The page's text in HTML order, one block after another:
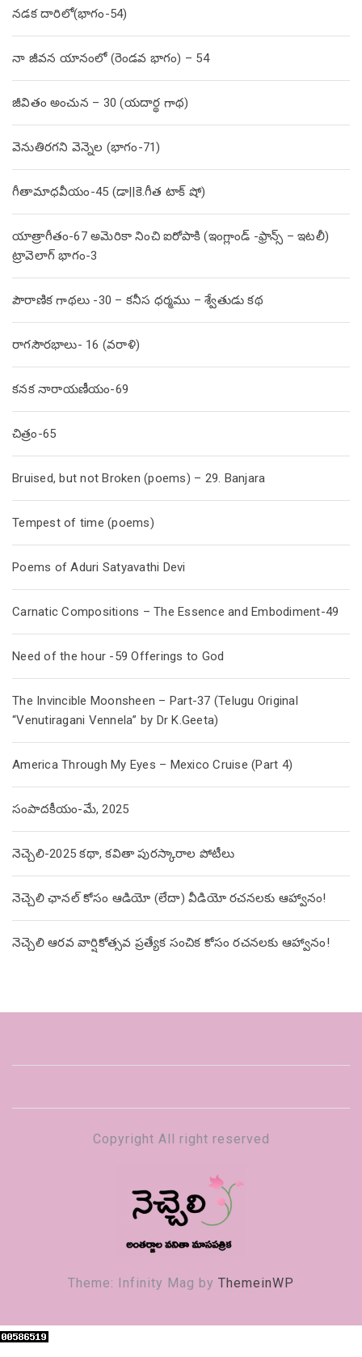
నడక దారిలో(భాగం-54)
నా జీవన యానంలో (రెండవ భాగం) – 54
జీవితం అంచున – 30 (యదార్థ గాథ)
వెనుతిరగని వెన్నెల (భాగం-71)
గీతామాధవీయం-45 (డా||కె.గీత టాక్ షో)
యాత్రాగీతం-67 అమెరికా నించి ఐరోపాకి (ఇంగ్లాండ్ -ఫ్రాన్స్ – ఇటలీ)
ట్రావెలాగ్ భాగం-3
పౌరాణిక గాథలు -30 – కనీస ధర్మము – శ్వేతుడు కథ
రాగసౌరభాలు- 16 (వరాళి)
కనక నారాయణీయం-69
చిత్రం-65
Bruised, but not Broken (poems) – 29. Banjara
Tempest of time (poems)
Poems of Aduri Satyavathi Devi
Carnatic Compositions – The Essence and Embodiment-49
Need of the hour -59 Offerings to God
The Invincible Moonsheen – Part-37 (Telugu Original
“Venutiragani Vennela” by Dr K.Geeta)
America Through My Eyes – Mexico Cruise (Part 4)
సంపాదకీయం-మే, 2025
నెచ్చెలి-2025 కథా, కవితా పురస్కారాల పోటీలు
నెచ్చెలి ఛానల్ కోసం ఆడియో (లేదా) వీడియో రచనలకు ఆహ్వానం!
నెచ్చెలి ఆరవ వార్షికోత్సవ ప్రత్యేక సంచిక కోసం రచనలకు ఆహ్వానం!
Copyright All right reserved
Theme: Infinity Mag by ThemeinWP